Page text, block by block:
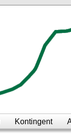
Kontingent